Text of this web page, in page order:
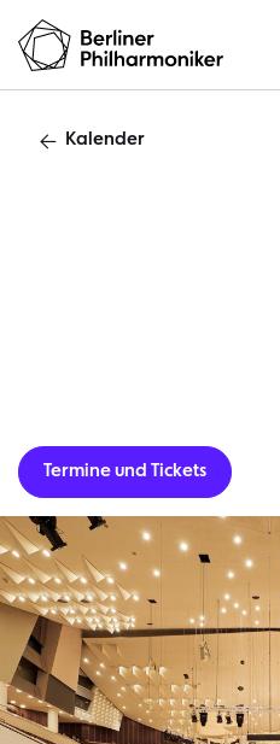
Kalender
Termine und Tickets